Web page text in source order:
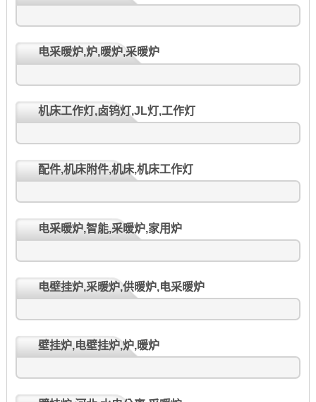
电采暖炉,炉,暖炉,采暖炉
机床工作灯,卤钨灯,JL灯,工作灯
配件,机床附件,机床,机床工作灯
电采暖炉,智能,采暖炉,家用炉
电壁挂炉,采暖炉,供暖炉,电采暖炉
壁挂炉,电壁挂炉,炉,暖炉